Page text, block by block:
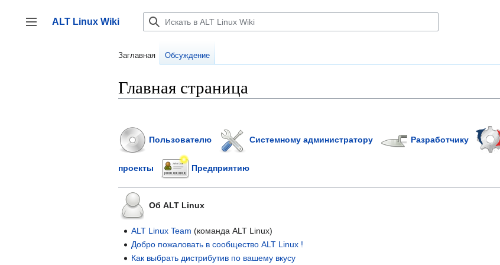
содержанию
Переключить боковую панель
ALT Linux Wiki
Заглавная Обсуждение
Главная страница
Пользователю Системному администратору Разработчику
проекты Предприятию
Об ALT Linux
ALT Linux Team (команда ALT Linux)
Добро пожаловать в сообщество ALT Linux !
Как выбрать дистрибутив по вашему вкусу